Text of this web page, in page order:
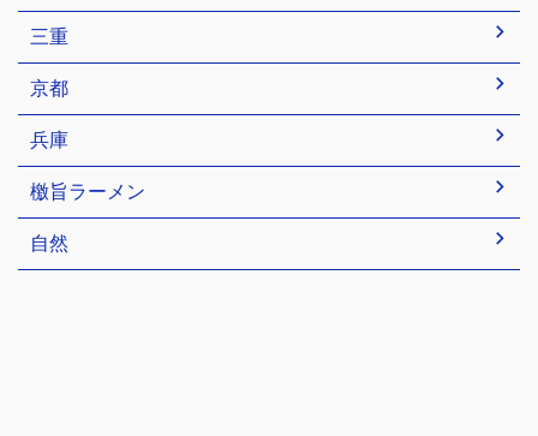
三重
京都
兵庫
檄旨ラーメン
自然